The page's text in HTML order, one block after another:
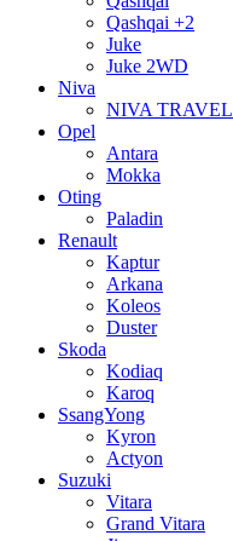
Qashqai +2
Juke
Juke 2WD
Niva
NIVA TRAVEL
Opel
Antara
Mokka
Oting
Paladin
Renault
Kaptur
Arkana
Koleos
Duster
Skoda
Kodiaq
Karoq
SsangYong
Kyron
Actyon
Suzuki
Vitara
Grand Vitara